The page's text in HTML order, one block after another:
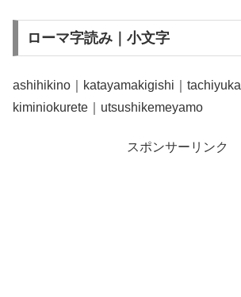
ローマ字読み｜小文字
ashihikino｜katayamakigishi｜
kiminiokurete｜utsushikemeyamo
スポンサーリンク